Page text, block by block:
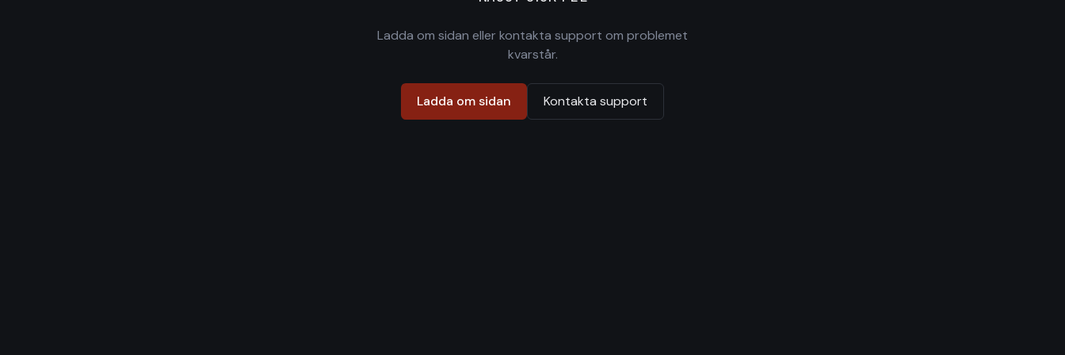
Ladda om sidan eller kontakta support om problemet
kvarstår.
Ladda om sidan Kontakta support